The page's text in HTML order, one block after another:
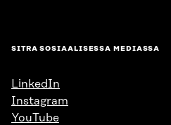
SITRA SOSIAALISESSA MEDIASSA
LinkedIn
Instagram
YouTube